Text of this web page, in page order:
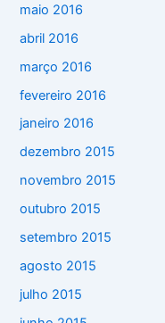
maio 2016
abril 2016
março 2016
fevereiro 2016
janeiro 2016
dezembro 2015
novembro 2015
outubro 2015
setembro 2015
agosto 2015
julho 2015